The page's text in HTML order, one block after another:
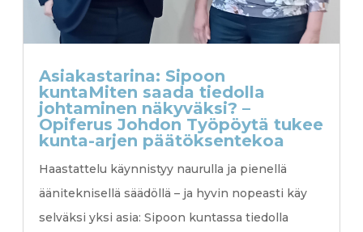
Asiakastarina: Sipoon
kuntaMiten saada tiedolla
johtaminen näkyväksi? –
Opiferus Johdon Työpöytä tukee
kunta-arjen päätöksentekoa
Haastattelu käynnistyy naurulla ja pienellä
ääniteknisellä säädöllä – ja hyvin nopeasti käy
selväksi yksi asia: Sipoon kuntassa tiedolla